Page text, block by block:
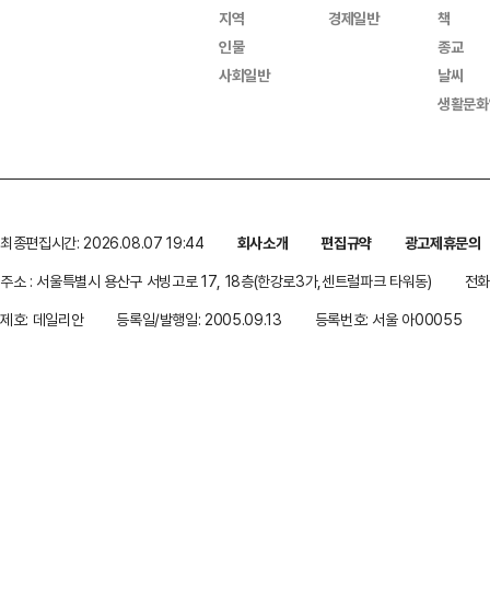
지역
인물
사회일반
경제일반
책
종교
날씨
생활문
최종편집시간: 2026.08.07 19:44 회사소개 편집규약
광고제휴문의
주소 : 서울특별시 용산구 서빙고로 17, 18층(한강로3가,센트럴파크 타워동)
전
제호: 데일리안
등록일/발행일: 2005.09.13 등록번호: 서울 아00055